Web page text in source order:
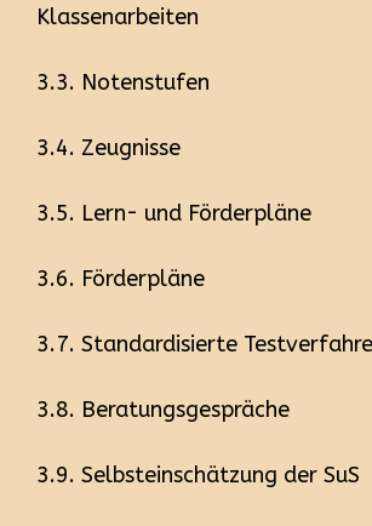
Klassenarbeiten
3.3. Notenstufen
3.4. Zeugnisse
3.5. Lern- und Förderpläne
3.6. Förderpläne
3.7. Standardisierte
3.8. Beratungsgespräche
3.9. Selbsteinschätzung der SuS